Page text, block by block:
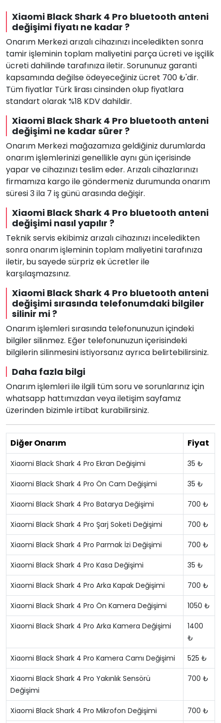
Xiaomi Black Shark 4 Pro bluetooth anteni
değişimi fiyatı ne kadar ?
Onarım Merkezi arızalı cihazınızı inceledikten sonra
tamir işleminin toplam maliyetini parça ücreti ve işçilik
ücreti dahilinde tarafınıza iletir. Sorununuz garanti
kapsamında değilse ödeyeceğiniz ücret 700 ₺'dir.
Tüm fiyatlar Türk lirası cinsinden olup fiyatlara
standart olarak %18 KDV dahildir.
Xiaomi Black Shark 4 Pro bluetooth anteni
değişimi ne kadar sürer ?
Onarım Merkezi mağazamıza geldiğiniz durumlarda
onarım işlemlerinizi genellikle aynı gün içerisinde
yapar ve cihazınızı teslim eder. Arızalı cihazlarınızı
firmamıza kargo ile göndermeniz durumunda onarım
süresi 3 ila 7 iş günü arasında değişir.
Xiaomi Black Shark 4 Pro bluetooth anteni
değişimi nasıl yapılır ?
Teknik servis ekibimiz arızalı cihazınızı inceledikten
sonra onarım işleminin toplam maliyetini tarafınıza
iletir, bu sayede sürpriz ek ücretler ile
karşılaşmazsınız.
Xiaomi Black Shark 4 Pro bluetooth anteni
değişimi sırasında telefonumdaki bilgiler
silinir mi ?
Onarım işlemleri sırasında telefonunuzun içindeki
bilgiler silinmez. Eğer telefonunuzun içerisindeki
bilgilerin silinmesini istiyorsanız ayrıca belirtebilirsiniz.
Daha fazla bilgi
Onarım işlemleri ile ilgili tüm soru ve sorunlarınız için
whatsapp hattımızdan veya iletişim sayfamız
üzerinden bizimle irtibat kurabilirsiniz.
Diğer Onarım Fiyat
Xiaomi Black Shark 4 Pro Ekran Değişimi 35 ₺
Xiaomi Black Shark 4 Pro Ön Cam Değişimi 35 ₺
Xiaomi Black Shark 4 Pro Batarya Değişimi 700 ₺
Xiaomi Black Shark 4 Pro Şarj Soketi Değişimi 700 ₺
Xiaomi Black Shark 4 Pro Parmak İzi Değişimi 700 ₺
Xiaomi Black Shark 4 Pro Kasa Değişimi 35 ₺
Xiaomi Black Shark 4 Pro Arka Kapak Değişimi 700 ₺
Xiaomi Black Shark 4 Pro Ön Kamera Değişimi 1050 ₺
Xiaomi Black Shark 4 Pro Arka Kamera Değişimi
1400
₺
Xiaomi Black Shark 4 Pro Kamera Camı Değişimi 525 ₺
Xiaomi Black Shark 4 Pro Yakınlık Sensörü
Değişimi
700 ₺
Xiaomi Black Shark 4 Pro Mikrofon Değişimi 700 ₺